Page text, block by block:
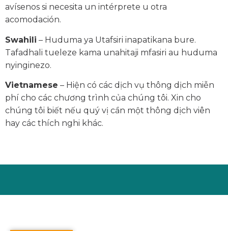
avísenos si necesita un intérprete u otra
acomodación.
Swahili – Huduma ya Utafsiri inapatikana bure.
Tafadhali tueleze kama unahitaji mfasiri au huduma
nyinginezo.
Vietnamese – Hiện có các dịch vụ thông dịch miễn
phí cho các chương trình của chúng tôi. Xin cho
chúng tôi biết nếu quý vị cần một thông dịch viên
hay các thích nghi khác.